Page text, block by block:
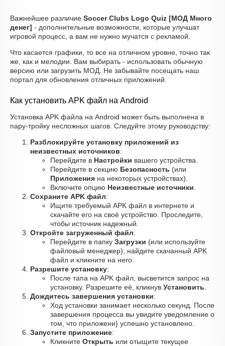
Важнейшее различие Soccer Clubs Logo Quiz [МОД Много
денег] - дополнительные возможности, которые улучшат
игровой процесс, а вам не нужно мучатся с рекламой.
Что касается графики, то все на отличном уровне, точно так
же, как и мелодии. Вам выбирать - использовать обычную
версию или загрузить МОД. Не забывайте посещать наш
портал для обновления отличных приложений.
Как установить APK файл на Android
Установка APK файла на Android может быть выполнена в
пару-тройку несложных шагов. Следуйте этому руководству:
Разблокируйте установку приложений из
неизвестных источников:
Перейдите в Настройки вашего устройства.
Перейдите в секцию Безопасность (или
Приложения на некоторых устройствах).
Включите опцию Неизвестные источники
Сохраните APK файл:
Ищите требуемый APK файл в интернете и
скачайте его на своё устройство. Проследите,
чтобы источник надежный.
Откройте загруженный файл:
Перейдите в папку Загрузки (или используйте
файловый менеджер), найдите скачанный APK
файл и кликните на него.
Разрешите установку:
После тапа на APK файл, высветится запрос на
установку. Разрешите её, кликнув Установить
Дождитесь завершения установки:
Ход установки занимает несколько секунд. После
завершения процесса вы увидите уведомление о
том, что приложени} успешно установлено.
Запустите приложение:
Кликните Открыть или отыщите текущее